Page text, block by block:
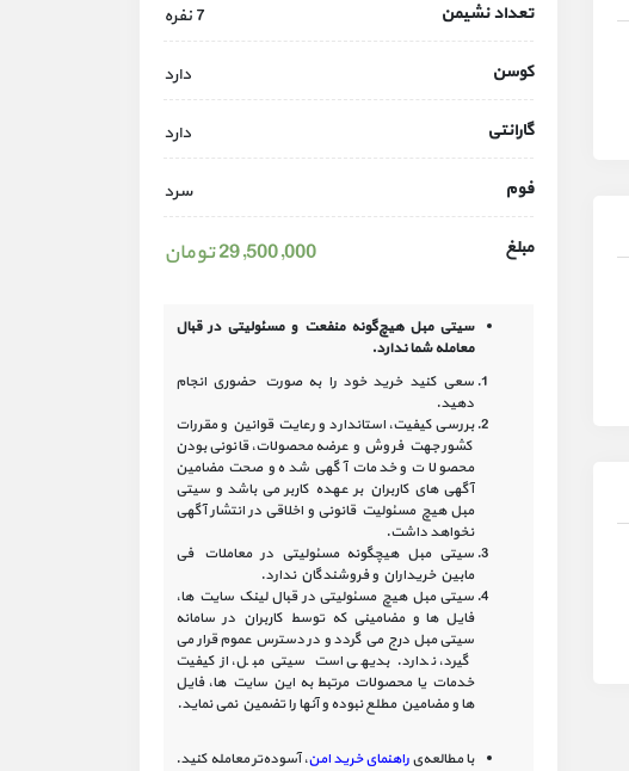
تعداد نشیمن 7 نفره
کوسن دارد
گارانتی دارد
فوم سرد
مبلغ 29,500,000 تومان
سیتی مبل هیچ‌گونه منفعت و مسئولیتی درقبال
معامله شما ندارد.
سعی کنید خرید خود را به صورت حضوری انجام
دهید.
بررسی کیفیت، استاندارد و رعایت قوانین و مقررات
کشور جهت فروش و عرضه محصولات، قانونی بودن
محصولات و خدمات آگهی شده و صحت مضامین
آگهی‏ های کاربران بر عهده کاربر می باشد و سیتی
مبل هیچ مسئولیت قانونی و اخلاقی در انتشار آگهی
نخواهد داشت.
سیتی مبل هیچگونه مسئولیتی در معاملات فی
مابین خریداران و فروشندگان ندارد.
سیتی مبل هیچ مسئولیتی در قبال لینک‏ سایت ‏ها،
فایل ‏ها و مضامینی که توسط کاربران در سامانه‏
سیتی مبل درج می گردد و در دسترس عموم قرار می
گیرد، ندارد. بدیهی است سیتی مبل، از کیفیت
خدمات یا محصولات مرتبط به این سایت‏ ها، فایل
ها و مضامین مطلع نبوده و آنها را تضمین نمی نماید.
با مطالعه‌یراهنمای خرید امن، آسوده‌تر معامله کنید.